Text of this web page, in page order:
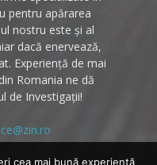
pentru apărarea
nostru este și al
dacă enervează,
Experiență de mai
Romania ne dă
de Investigații!
cea mai bună experiență